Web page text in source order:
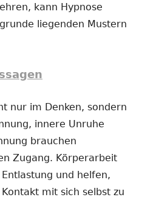
kann Hypnose
liegenden Mustern
nur im Denken, sondern
innere Unruhe
brauchen
Zugang. Körperarbeit
und helfen,
mit sich selbst zu